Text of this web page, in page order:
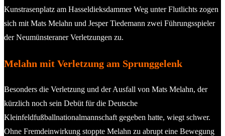
Kunstrasenplatz am Hasseldieksdammer Weg unter Flutlichts zogen
sich mit Mats Melahn und Jesper Tiedemann zwei Führungsspieler
der Neumünsteraner Verletzungen zu.
Melahn mit Verletzung am Sprunggelenk
Besonders die Verletzung und der Ausfall von Mats Melahn, der
kürzlich noch sein Debüt für die Deutsche
Kleinfeldfußballnationalmannschaft gegeben hatte, wiegt schwer.
Ohne Fremdeinwirkung stoppte Melahn zu abrupt eine Bewegung